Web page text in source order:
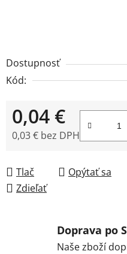
Dostupnosť
Kód:
0,04 €
0,03 € bez DPH
Tlač Opýtať sa
Zdieľať
Doprava po
Naše zboží